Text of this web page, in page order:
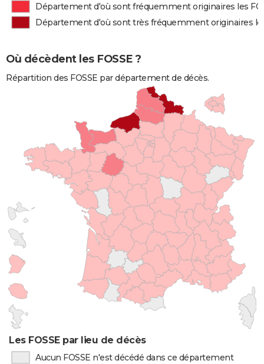
Département d'où sont fréquemment originaires les
Département d'où sont très fréquemment originaires
Où décèdent les FOSSE ?
Répartition des FOSSE par département de décès.
Les FOSSE par lieu de décès
Aucun FOSSE n'est décédé dans ce département